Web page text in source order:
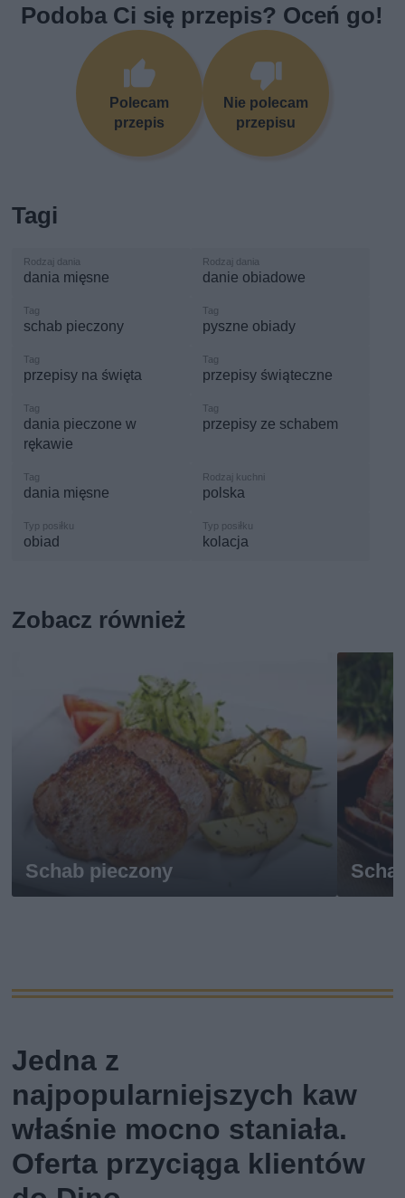
Podoba Ci się przepis? Oceń go!
Polecam
przepis
Nie polecam
przepisu
Tagi
dania mięsne danie obiadowe
schab pieczony pyszne obiady
przepisy na święta przepisy świąteczne
dania pieczone w
rękawie
przepisy ze schabem
dania mięsne polska
obiad kolacja
Zobacz również
Schab pieczony
Jedna z
najpopularniejszych kaw
właśnie mocno staniała.
Oferta przyciąga klientów